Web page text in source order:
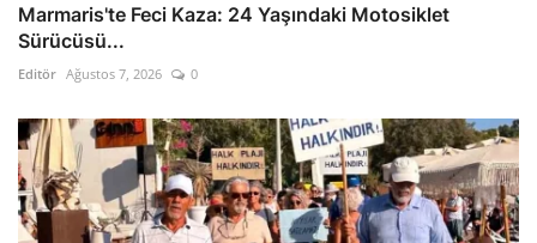
Marmaris'te Feci Kaza: 24 Yaşındaki Motosiklet
Sürücüsü...
Editör Ağustos 7, 2026 0